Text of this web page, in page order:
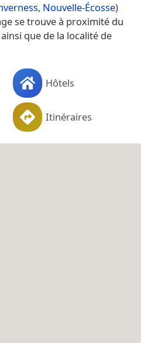
, Nouvelle-Écosse)
se trouve à proximité du
que de la localité de
Hôtels
Itinéraires